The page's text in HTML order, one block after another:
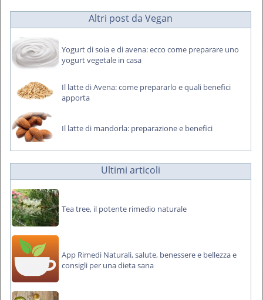
Altri post da Vegan
Yogurt di soia e di avena: ecco come preparare uno
yogurt vegetale in casa
Il latte di Avena: come prepararlo e quali benefici
apporta
Il latte di mandorla: preparazione e benefici
Ultimi articoli
Tea tree, il potente rimedio naturale
App Rimedi Naturali, salute, benessere e bellezza e
consigli per una dieta sana